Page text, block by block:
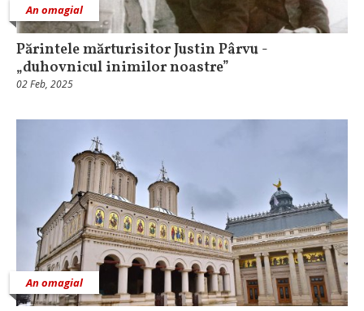
An omagial
Părintele mărturisitor Justin Pârvu -
„duhovnicul inimilor noastre”
02 Feb, 2025
An omagial